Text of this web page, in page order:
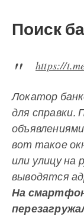
Поиск
https://
Локатор
для справки.
вот такое
или улицу на
выводятся
На